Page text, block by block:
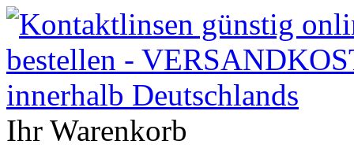
Ihr Warenkorb